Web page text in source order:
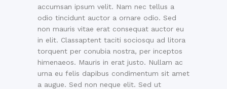
accumsan ipsum velit. Nam nec tellus a
odio tincidunt auctor a ornare odio. Sed
non mauris vitae erat consequat auctor eu
in elit. Classaptent taciti sociosqu ad litora
torquent per conubia nostra, per inceptos
himenaeos. Mauris in erat justo. Nullam ac
urna eu felis dapibus condimentum sit amet
a augue. Sed non neque elit. Sed ut